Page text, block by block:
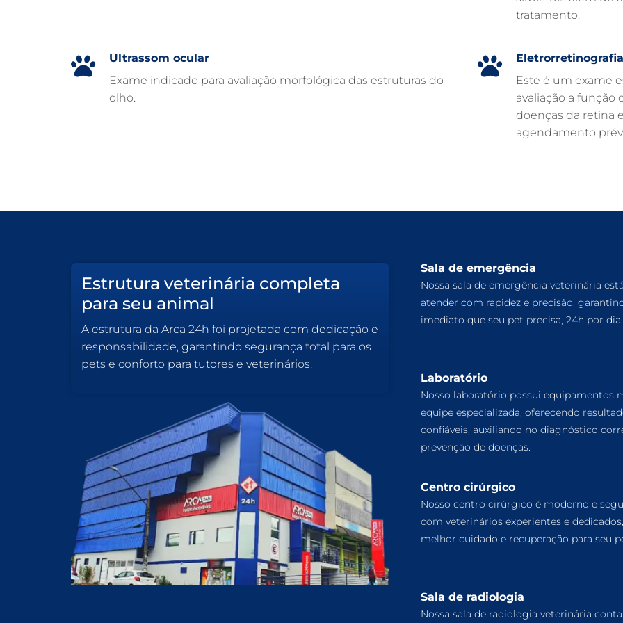
tratamento.
Ultrassom ocular
Exame indicado para avaliação morfológica das estruturas do
olho.
Eletrorretinografia
Este é um exame
avaliação a função
doenças da retina
agendamento
Estrutura veterinária completa
para seu animal
A estrutura da Arca 24h foi projetada com dedicação e
responsabilidade, garantindo segurança total para os
pets e conforto para tutores e veterinários.
Sala de emergência
Nossa sala de emergência veterinária
atender com rapidez e precisão,
imediato que seu pet precisa, 24h por dia.
Laboratório
Nosso laboratório possui equipamentos
equipe especializada, oferecendo
confiáveis, auxiliando no diagnóstico
prevenção de doenças.
Centro cirúrgico
Nosso centro cirúrgico é moderno e
com veterinários experientes e
melhor cuidado e recuperação para seu
Sala de radiologia
Nossa sala de radiologia veterinária